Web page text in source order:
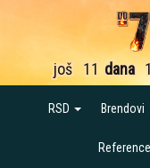
još 11 dana
RSD Brendovi